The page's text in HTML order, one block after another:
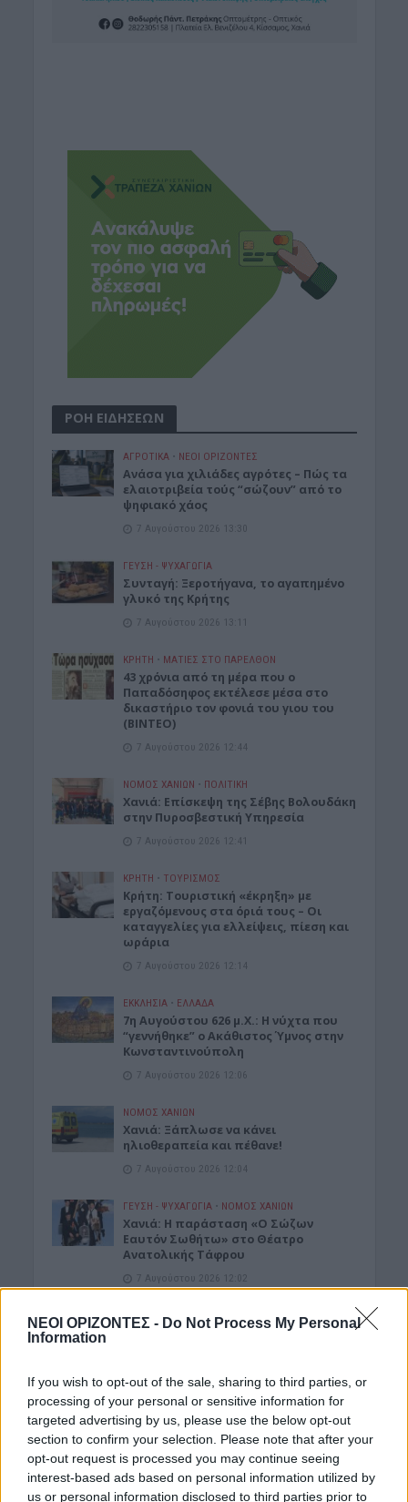
ΝΕΟΙ ΟΡΙΖΟΝΤΕΣ - Do Not Process My Personal
Information
If you wish to opt-out of the sale, sharing to third parties, or
processing of your personal or sensitive information for
targeted advertising by us, please use the below opt-out
section to confirm your selection. Please note that after your
opt-out request is processed you may continue seeing
interest-based ads based on personal information utilized by
us or personal information disclosed to third parties prior to
ΡΟΗ ΕΙΔΗΣΕΩΝ
ΑΓΡΟΤΙΚΑ • ΝΕΟΙ ΟΡΙΖΟΝΤΕΣ
Ανάσα για χιλιάδες αγρότες – Πώς τα
ελαιοτριβεία τούς “σώζουν” από το
ψηφιακό χάος
7 Αυγούστου 2026 13:30
ΓΕΎΣΗ - ΨΥΧΑΓΩΓΊΑ
Συνταγή: Ξεροτήγανα, το αγαπημένο
γλυκό της Κρήτης
7 Αυγούστου 2026 13:11
ΚΡΗΤΗ • ΜΑΤΙΕΣ ΣΤΟ ΠΑΡΕΛΘΟΝ
43 χρόνια από τη μέρα που ο
Παπαδόσηφος εκτέλεσε μέσα στο
δικαστήριο τον φονιά του γιου του
(ΒΙΝΤΕΟ)
7 Αυγούστου 2026 12:44
ΝΟΜΌΣ ΧΑΝΊΩΝ • ΠΟΛΙΤΙΚΗ
Xανιά: Επίσκεψη της Σέβης Βολουδάκη
στην Πυροσβεστική Υπηρεσία
7 Αυγούστου 2026 12:41
ΚΡΗΤΗ • ΤΟΥΡΙΣΜΟΣ
Κρήτη: Τουριστική «έκρηξη» με
εργαζόμενους στα όριά τους – Οι
καταγγελίες για ελλείψεις, πίεση και
ωράρια
7 Αυγούστου 2026 12:14
ΕΚΚΛΗΣΙΑ • ΕΛΛΑΔΑ
7η Αυγούστου 626 μ.Χ.: Η νύχτα που
“γεννήθηκε” ο Ακάθιστος Ύμνος στην
Κωνσταντινούπολη
7 Αυγούστου 2026 12:06
ΝΟΜΌΣ ΧΑΝΊΩΝ
Χανιά: Ξάπλωσε να κάνει
ηλιοθεραπεία και πέθανε!
7 Αυγούστου 2026 12:04
ΓΕΎΣΗ - ΨΥΧΑΓΩΓΊΑ • ΝΟΜΌΣ ΧΑΝΊΩΝ
Χανιά: Η παράσταση «Ο Σώζων
Εαυτόν Σωθήτω» στο Θέατρο
Ανατολικής Τάφρου
7 Αυγούστου 2026 12:02
ΓΕΎΣΗ - ΨΥΧΑΓΩΓΊΑ • ΝΟΜΌΣ ΧΑΝΊΩΝ
Xανιά: Παράσταση Καραγκιόζη στο
ΚΡΗΤΗ
Κρήτη: Εξιχνιάστηκαν οι εμπρησμοί –
Ταυτοποιήθηκαν δύο άνδρες
7 Αυγούστου 2026 11:45